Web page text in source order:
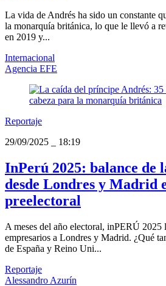
La vida de Andrés ha sido un constante
la monarquía británica, lo que le llevó a
en 2019 y...
Internacional
Agencia EFE
Reportaje
29/09/2025
18:19
InPerú 2025: balance de
desde Londres y Madrid
preelectoral
A meses del año electoral, inPERÚ 2025
empresarios a Londres y Madrid. ¿Qué
de España y Reino Uni...
Reportaje
Alessandro Azurín